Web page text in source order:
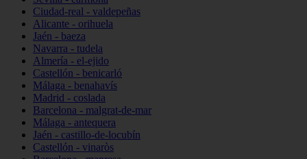
Ciudad-real - valdepeñas
Alicante - orihuela
Jaén - baeza
Navarra - tudela
Almería - el-ejido
Castellón - benicarló
Málaga - benahavís
Madrid - coslada
Barcelona - malgrat-de-mar
Málaga - antequera
Jaén - castillo-de-locubín
Castellón - vinaròs